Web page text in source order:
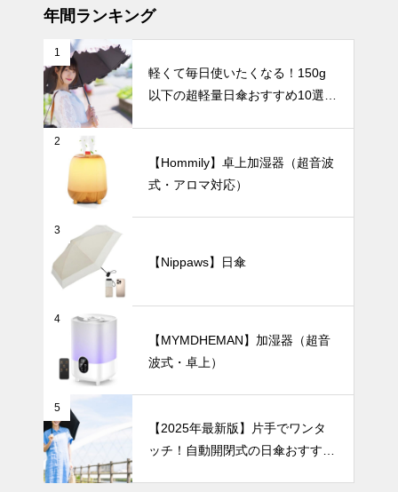
すすめ10選
急な雨にも慌
てない！晴れ
の日も雨の日
も安心の『晴
雨兼用日傘』
おすすめ6選
｜軽量タイプ
から丈夫な大
で、通勤やお
出かけにぴっ
たりの一本を
見つけよう
暑さ対策
炎天下の観戦
を快適に！夏
の暑さを忘れ
させる「着る
めアイテム8
テーブルウェア
ホームパーテ
ィーを華やか
に彩る、おし
ゃれで可愛い
食器15選。
年間ランキング
1
軽くて毎日使いたくなる！150g
以下の超軽量日傘おすすめ10選
2
【Hommily】卓上加湿器（超音波
式・アロマ対応）
3
【Nippaws】日傘
4
【MYMDHEMAN】加湿器（超音
波式・卓上）
5
【2025年最新版】片手でワンタ
ッチ！自動開閉式の日傘おすすめ